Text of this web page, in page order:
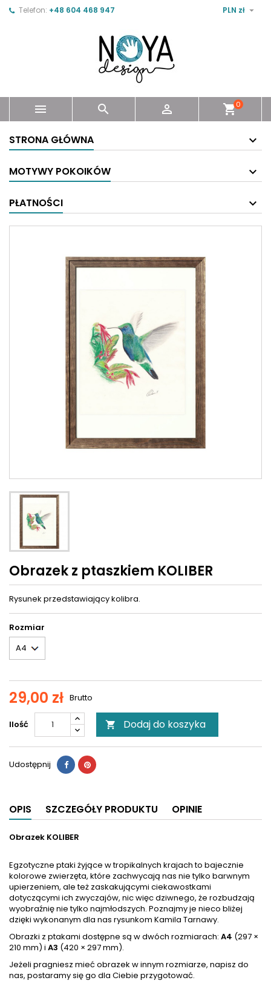
Telefon: +48 604 468 947 PLN zł 
   shopping_cart0
STRONA GŁÓWNA
MOTYWY POKOIKÓW
PŁATNOŚCI
Obrazek z ptaszkiem KOLIBER
Rysunek przedstawiający kolibra.
Rozmiar
29,00 zł Brutto
Ilość  Dodaj do koszyka
Udostępnij
OPIS SZCZEGÓŁY PRODUKTU OPINIE
Obrazek KOLIBER
Egzotyczne ptaki żyjące w tropikalnych krajach to bajecznie
kolorowe zwierzęta, które zachwycają nas nie tylko barwnym
upierzeniem, ale też zaskakującymi ciekawostkami
dotyczącymi ich zwyczajów, nic więc dziwnego, że rozbudzają
wyobraźnię nie tylko najmłodszych. Poznajmy je nieco bliżej
dzięki wykonanym dla nas rysunkom Kamila Tarnawy.
Obrazki z ptakami dostępne są w dwóch rozmiarach: A4 (297 ×
210 mm) i A3 (420 × 297 mm).
Jeżeli pragniesz mieć obrazek w innym rozmiarze, napisz do
nas, postaramy się go dla Ciebie przygotować.